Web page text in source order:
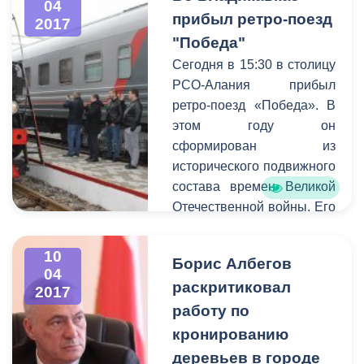
чтобы полностью
подготовить систему к
началу следующего
отопительного сезона и
избавить жителей города
от возможных неудобств.
незаконного
сооружений на
территории города. На
совещании
присутствовали начальник
Управления
административно-
технической
инспекцииАстан Кесаев,
заместитель главы АМС,
направление
Цоков
города
Алагови
Дударов.
04
2017
прибыл ретро-поезд
"Победа"
Сегодня в 15:30 в столицу
РСО-Алания прибыл
ретро-поезд «Победа». В
этом году он
сформирован из
исторического подвижного
состава времен Великой
Отечественной войны. Его
участие в Сталинградской
битве.
Платформа
железнодорожной станции
10
04
2017
Борис Албегов
раскритиковал
работу по
кронированию
деревьев в городе